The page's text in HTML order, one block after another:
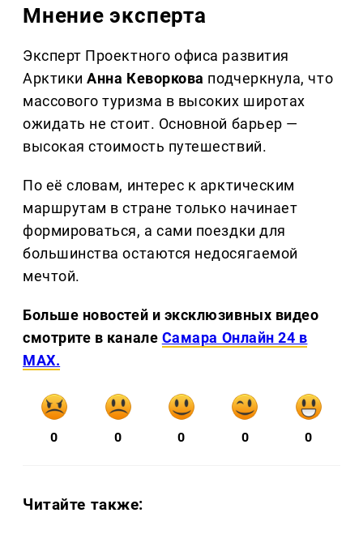
Мнение эксперта
Эксперт Проектного офиса развития
АрктикиАнна Кеворкова подчеркнула, что
массового туризма в высоких широтах
ожидать не стоит. Основной барьер —
высокая стоимость путешествий.
По её словам, интерес к арктическим
маршрутам в стране только начинает
формироваться, а сами поездки для
большинства остаются недосягаемой
мечтой.
Больше новостей и эксклюзивных видео
смотрите в канале Самара Онлайн 24 в
MAX.
0 0 0 0 0
Читайте также: